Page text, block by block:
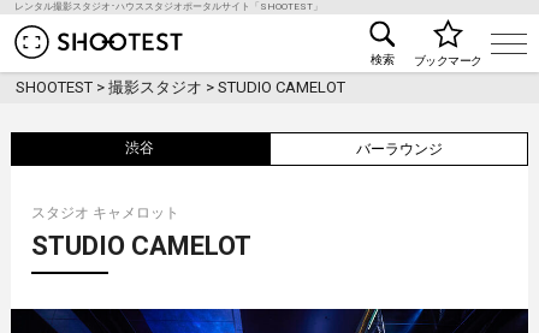
レンタル撮影スタジオ･ハウススタジオポータルサイト「SHOOTEST」
レンタル撮影スタジオ･ハウススタジオ検索の
検索 ブックマーク
SHOOTEST >撮影スタジオ >STUDIO CAMELOT
渋谷 バーラウンジ
スタジオ キャメロット
STUDIO CAMELOT